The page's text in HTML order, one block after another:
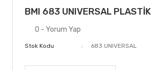
BMI 683 UNIVERSAL
0 - Yorum Yap
Stok Kodu 683 UNIVERSAL